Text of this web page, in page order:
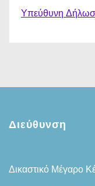
Υπεύθυνη
Διεύθυνση
Δικαστικό Μέγαρο